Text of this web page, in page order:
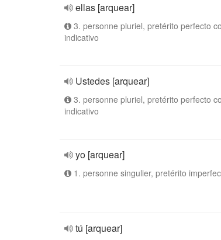
ellas [arquear]
3. personne pluriel, pretérito perfecto
indicativo
Ustedes [arquear]
3. personne pluriel, pretérito perfecto
indicativo
yo [arquear]
1. personne singulier, pretérito
tú [arquear]